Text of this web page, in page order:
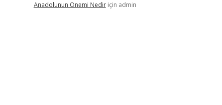
Anadolunun Onemi Nediriçin admin